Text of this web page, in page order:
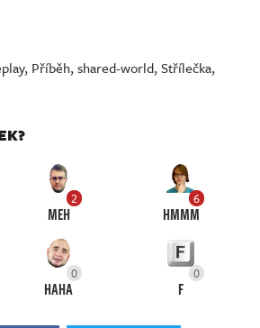
, Příběh,shared-world,Střílečka,
2
MEH
6
HMMM
0
HAHA
0
F